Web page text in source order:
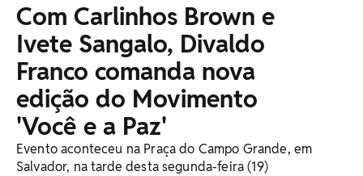
Com Carlinhos Brown e
Ivete Sangalo, Divaldo
Franco comanda nova
edição do Movimento
'Você e a Paz'
Evento aconteceu na Praça do Campo Grande, em
Salvador, na tarde desta segunda-feira (19)